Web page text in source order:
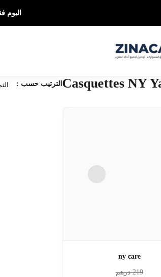
اليوم
Casquettes NY الترتيب حسب :
ny care
219درهم